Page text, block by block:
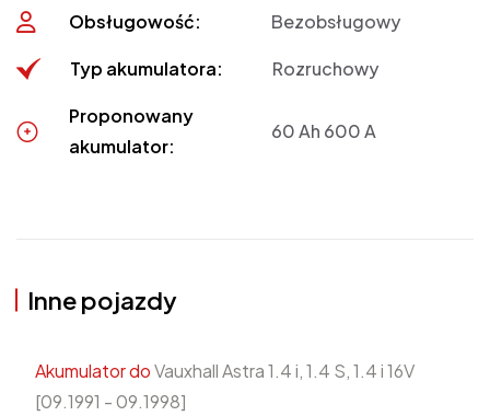
Obsługowość: Bezobsługowy
Typ akumulatora: Rozruchowy
Proponowany
akumulator:
60 Ah 600 A
Inne pojazdy
Akumulator doVauxhall Astra 1.4 i, 1.4 S, 1.4 i 16V
[09.1991 - 09.1998]